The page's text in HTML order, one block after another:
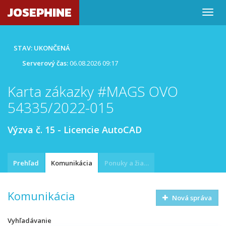
JOSEPHINE
STAV: UKONČENÁ
Serverový čas:06.08.2026 09:17
Karta zákazky #MAGS OVO
54335/2022-015
Výzva č. 15 - Licencie AutoCAD
Prehľad Komunikácia Ponuky a žiadosti
Komunikácia Nová správa
Vyhľadávanie